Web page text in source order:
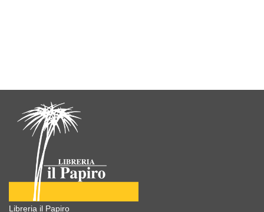
Libreria il Papiro